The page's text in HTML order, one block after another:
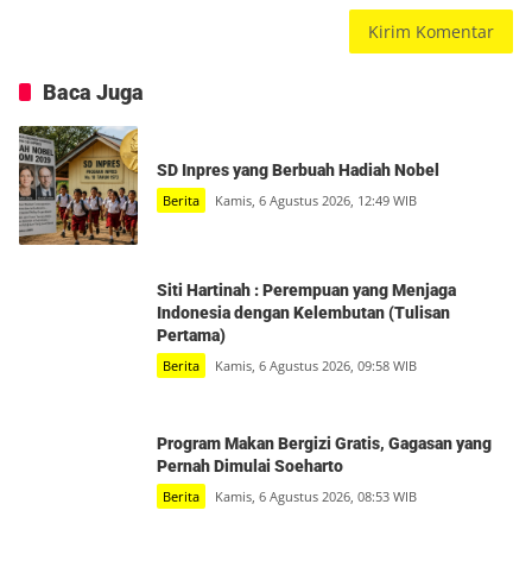
Baca Juga
SD Inpres yang Berbuah Hadiah Nobel
Berita Kamis, 6 Agustus 2026, 12:49 WIB
Siti Hartinah : Perempuan yang Menjaga
Indonesia dengan Kelembutan (Tulisan
Pertama)
Berita Kamis, 6 Agustus 2026, 09:58 WIB
Program Makan Bergizi Gratis, Gagasan yang
Pernah Dimulai Soeharto
Berita Kamis, 6 Agustus 2026, 08:53 WIB